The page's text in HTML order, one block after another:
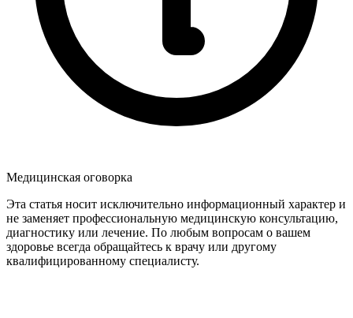
Медицинская оговорка
Эта статья носит исключительно информационный характер и
не заменяет профессиональную медицинскую консультацию,
диагностику или лечение. По любым вопросам о вашем
здоровье всегда обращайтесь к врачу или другому
квалифицированному специалисту.